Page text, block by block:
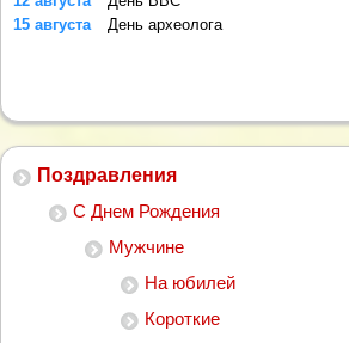
Поздравления
С Днем Рождения
Мужчине
На юбилей
Короткие
15 августа
День археолога